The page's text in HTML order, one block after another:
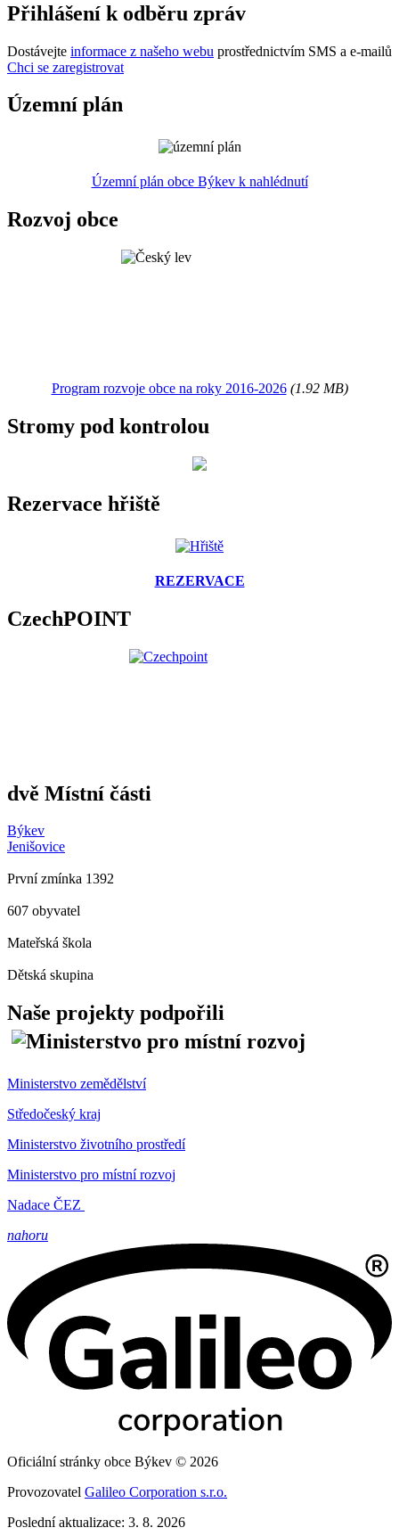
Přihlášení k odběru zpráv
Dostávejte informace z našeho webu prostřednictvím SMS a e-mailů
Chci se zaregistrovat
Územní plán
Územní plán obce Býkev k nahlédnutí
Rozvoj obce
Program rozvoje obce na roky 2016-2026(1.92 MB)
Stromy pod kontrolou
Rezervace hřiště
REZERVACE
CzechPOINT
dvě Místní části
Býkev
Jenišovice
První zmínka 1392
607 obyvatel
Mateřská škola
Dětská skupina
Naše projekty podpořili
Ministerstvo zemědělství
Středočeský kraj
Ministerstvo životního prostředí
Ministerstvo pro místní rozvoj
Nadace ČEZ
nahoru
Oficiální stránky obce Býkev © 2026
Provozovatel Galileo Corporation s.r.o.
Poslední aktualizace: 3. 8. 2026